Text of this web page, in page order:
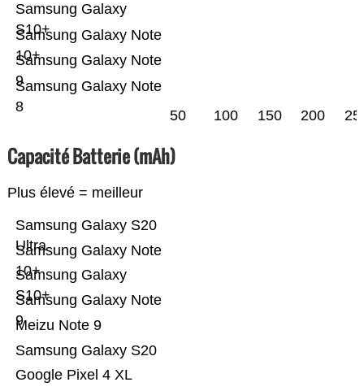
Samsung Galaxy Note
8
Samsung Galaxy Note
9
Samsung Galaxy Note
10+
Samsung Galaxy
S10+
50 100 150 200
Capacité Batterie (mAh)
Plus élevé = meilleur
Google Pixel 4 XL
Samsung Galaxy S20
Meizu Note 9
Samsung Galaxy Note
9
Samsung Galaxy
S10+
Samsung Galaxy Note
10+
Samsung Galaxy S20
Ultra